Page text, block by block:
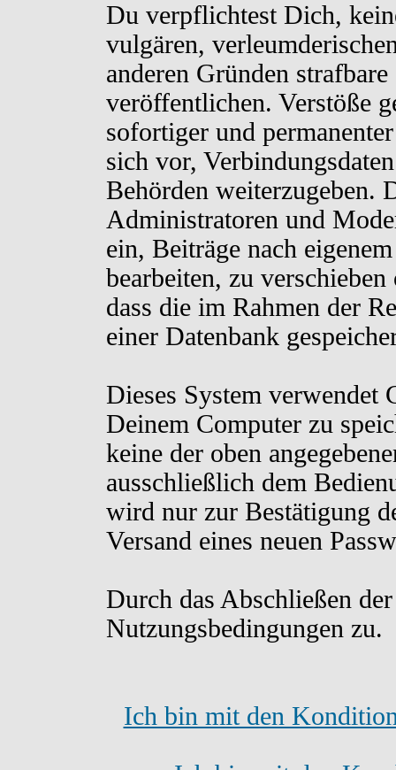
Du verpflichtest Dich,
vulgären,
anderen Gründen
veröffentlichen. Verstöße
sofortiger und
sich vor,
Behörden weiterzugeben.
Administratoren und
ein, Beiträge nach
bearbeiten, zu
dass die im Rahmen der
einer Datenbank
Dieses System verwendet
Deinem Computer zu
keine der oben
ausschließlich dem
wird nur zur Bestätigung
Versand eines neuen
Durch das Abschließen
Nutzungsbedingungen zu.
Ich bin mit den